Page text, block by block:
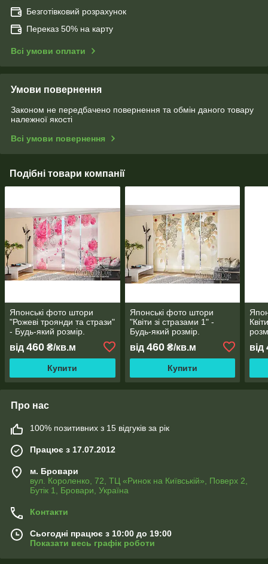
Безготівковий розрахунок
Переказ 50% на карту
Всі умови оплати
Умови повернення
Законом не передбачено повернення та обмін даного товару
належної якості
Всі умови повернення
Подібні товари компанії
Японські фото штори
"Рожеві троянди та стрази"
- Будь-який розмір.
від 460 ₴/кв.м
Купити
Японські фото штори
"Квіти зі стразами 1" -
Будь-який розмір.
від 460₴/кв.м
Купити
від
Про нас
100% позитивних з 15 відгуків за рік
Працює з 17.07.2012
м. Бровари
вул. Короленко, 72, ТЦ «Ринок на Київській», Поверх 2,
Бутік 1, Бровари, Україна
Контакти
Сьогодні працює з 10:00 до 19:00
Показати весь графік роботи